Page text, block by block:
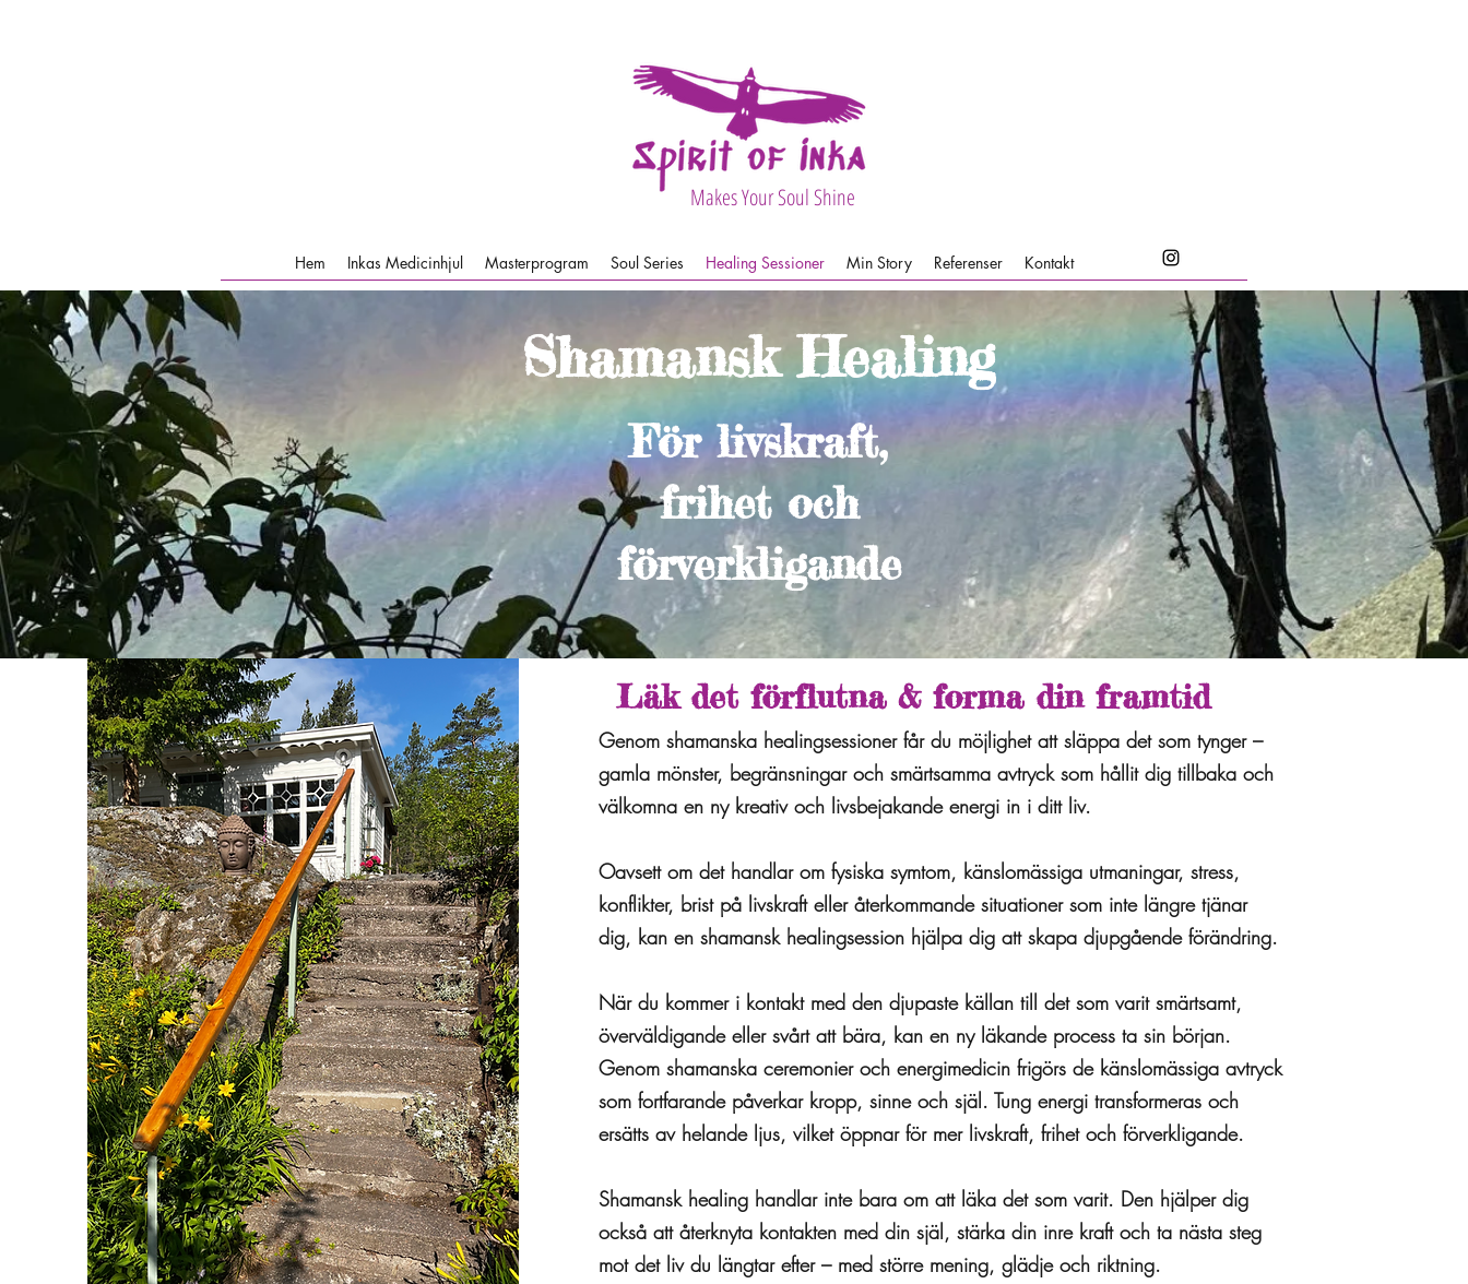
Makes Your Soul Shine
Hem Inkas Medicinhjul Masterprogram Soul Series Healing Sessioner Min Story Referenser Kontakt
Shamansk Healing
För livskraft,
frihet och
förverkligande
Läk det förflutna & forma din framtid
Genom shamanska healingsessioner får du möjlighet att släppa det som tynger –
gamla mönster, begränsningar och smärtsamma avtryck som hållit dig tillbaka och
välkomna en ny kreativ och livsbejakande energi in i ditt liv.
Oavsett om det handlar om fysiska symtom, känslomässiga utmaningar, stress,
konflikter, brist på livskraft eller återkommande situationer som inte längre tjänar
dig, kan en shamansk healingsession hjälpa dig att skapa djupgående förändring.
När du kommer i kontakt med den djupaste källan till det som varit smärtsamt,
överväldigande eller svårt att bära, kan en ny läkande process ta sin början.
Genom shamanska ceremonier och energimedicin frigörs de känslomässiga avtryck
som fortfarande påverkar kropp, sinne och själ. Tung energi transformeras och
ersätts av helande ljus, vilket öppnar för mer livskraft, frihet och förverkligande.
Shamansk healing handlar inte bara om att läka det som varit. Den hjälper dig
också att återknyta kontakten med din själ, stärka din inre kraft och ta nästa steg
mot det liv du längtar efter – med större mening, glädje och riktning.